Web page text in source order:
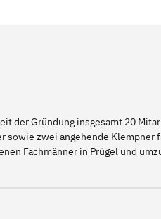
der Gründung insgesamt 20
sowie zwei angehende Klempner
Fachmänner in Prügel und